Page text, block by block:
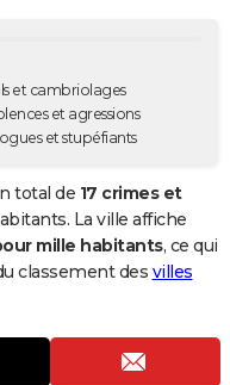
et cambriolages
et agressions
et stupéfiants
total de 17 crimes et
La ville affiche
mille habitants, ce qui
classement des villes